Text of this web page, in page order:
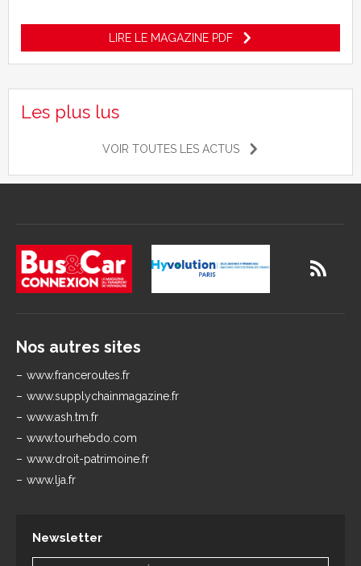
LIRE LE MAGAZINE PDF
Les plus lus
VOIR TOUTES LES ACTUS
Nos autres sites
www.franceroutes.fr
www.supplychainmagazine.fr
www.ash.tm.fr
www.tourhebdo.com
www.droit-patrimoine.fr
www.lja.fr
Newsletter